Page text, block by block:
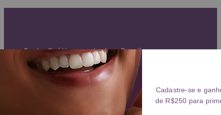
Frete Grátis para todo o Brasil
Cadastre-se e
de R$250 para